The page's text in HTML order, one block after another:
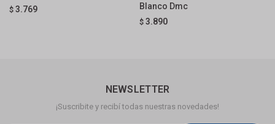
$ 3.769
Blanco Dmc
$ 3.890
NEWSLETTER
¡Suscribite y recibí todas nuestras novedades!